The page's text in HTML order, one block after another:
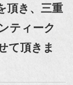
頂き、三重
ティーク
て頂きま